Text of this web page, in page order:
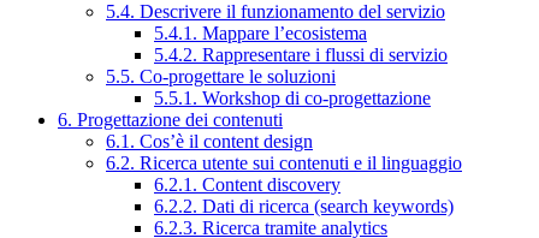
5.4. Descrivere il funzionamento del servizio
5.4.1. Mappare l’ecosistema
5.4.2. Rappresentare i flussi di servizio
5.5. Co-progettare le soluzioni
5.5.1. Workshop di co-progettazione
6. Progettazione dei contenuti
6.1. Cos’è il content design
6.2. Ricerca utente sui contenuti e il linguaggio
6.2.1. Content discovery
6.2.2. Dati di ricerca (search keywords)
6.2.3. Ricerca tramite analytics